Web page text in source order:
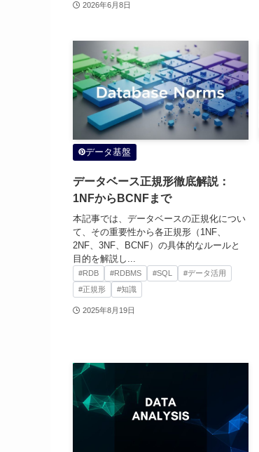
2026年6月8日
データ基盤
データベース正規形徹底解説：
1NFからBCNFまで
本記事では、データベースの正規化につい
て、その重要性から各正規形（1NF、
2NF、3NF、BCNF）の具体的なルールと
目的を解説し...
#RDB #RDBMS #SQL
#データ活用
#正規形
#知識
2025年8月19日